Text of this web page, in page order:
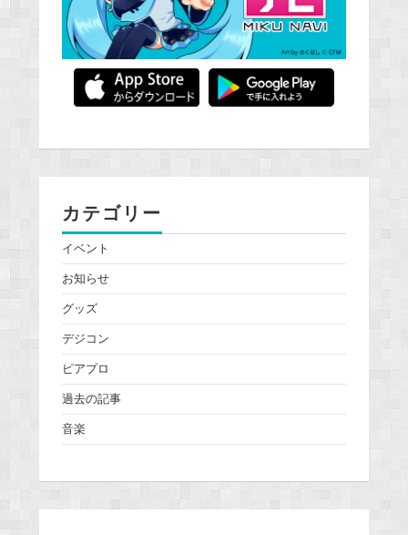
カテゴリー
イベント
お知らせ
グッズ
デジコン
ピアプロ
過去の記事
音楽